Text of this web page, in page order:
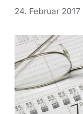
24. Februar 2017